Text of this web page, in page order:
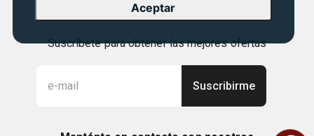
Aceptar
Suscríbete para obtener las mejores ofertas
Suscribirme